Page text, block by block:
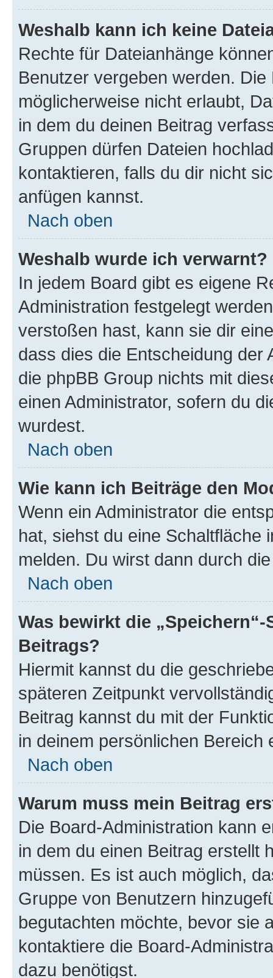
Weshalb kann ich keine
Rechte für Dateianhänge
Benutzer vergeben werden.
möglicherweise nicht erlaubt,
in dem du deinen Beitrag
Gruppen dürfen Dateien
kontaktieren, falls du dir nicht
anfügen kannst.
Nach oben
Weshalb wurde ich verwarnt?
In jedem Board gibt es eigene
Administration festgelegt
verstoßen hast, kann sie dir
dass dies die Entscheidung der
die phpBB Group nichts mit
einen Administrator, sofern du
wurdest.
Nach oben
Wie kann ich Beiträge den
Wenn ein Administrator die
hat, siehst du eine Schaltfläche
melden. Du wirst dann durch
Nach oben
Was bewirkt die
Beitrags?
Hiermit kannst du die
späteren Zeitpunkt
Beitrag kannst du mit der
in deinem persönlichen Bereich
Nach oben
Warum muss mein Beitrag
Die Board-Administration kann
in dem du einen Beitrag erstellt
müssen. Es ist auch möglich,
Gruppe von Benutzern
begutachten möchte, bevor sie
kontaktiere die Board-
dazu benötigst.